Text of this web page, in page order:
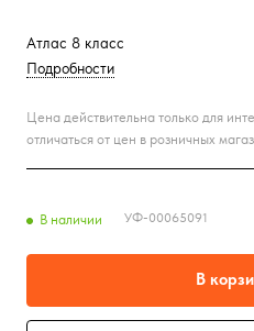
Атлас 8 класс
Подробности
Цена действительна только для
отличаться от цен в розничных
В наличии УФ-00065091
В